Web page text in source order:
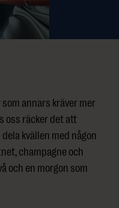
annars kräver mer
oss räcker det att
kvällen med någon
champagne och
och en morgon som